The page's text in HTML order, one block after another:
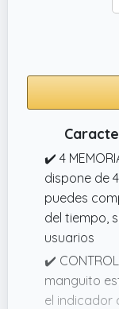
✔️ 4
dispone de
puedes
del tiempo,
usuarios
✔️ CONTROL
manguito
el indicador